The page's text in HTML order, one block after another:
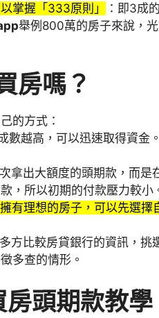
掌握「333原則」
：即3成
舉例800萬的房子來說，
房嗎？
的方式：
數越高，可以迅速取得資金
拿出大額度的頭期款，而
，所以初期的付款壓力較小
有理想的房子，可以先選
多方比較房貸銀行的資訊，
多查的情形。
房頭期款教學